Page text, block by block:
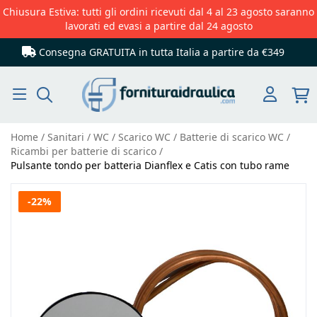
Chiusura Estiva: tutti gli ordini ricevuti dal 4 al 23 agosto saranno
lavorati ed evasi a partire dal 24 agosto
Consegna GRATUITA in tutta Italia a partire da €349
Home Sanitari WC Scarico WC
Batterie di scarico WC
Ricambi per batterie di scarico
Pulsante tondo per batteria Dianflex e Catis con tubo rame
Vai
-22%